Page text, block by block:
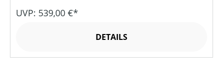
UVP: 539,00 €*
DETAILS